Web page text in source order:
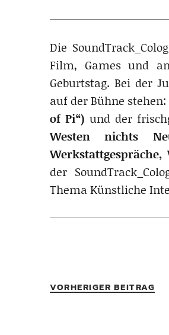
Die
Film, Games und
Geburtstag. Bei der
auf der Bühne
of Pi“) und der
Westen nichts
der
Thema Künstliche
VORHERIGER BEITRAG